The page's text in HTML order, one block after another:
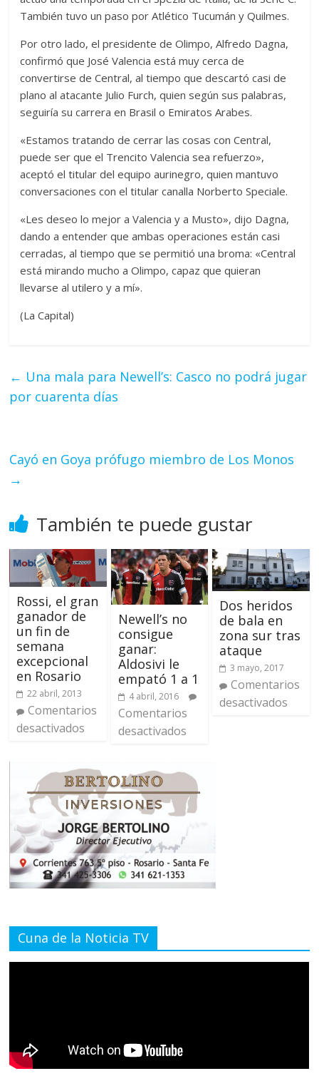
También tuvo un paso por Atlético Tucumán y Quilmes.
Por otro lado, el presidente de Olimpo, Alfredo Dagna,
confirmó que José Valencia está muy cerca de
convertirse de Central, al tiempo que descartó casi de
plano al atacante Julio Furch, quien según sus palabras,
seguiría su carrera en Brasil o Emiratos Arabes.
«Estamos tratando de cerrar las cosas con Central,
puede ser que el Trencito Valencia sea refuerzo»,
aceptó el titular del equipo aurinegro, quien mantuvo
conversaciones con el titular canalla Norberto Speciale.
«Les deseo lo mejor a Valencia y a Musto», dijo Dagna,
dando a entender que ambas operaciones están casi
cerradas, al tiempo que se permitió una broma: «Central
está mirando mucho a Olimpo, capaz que quieran
llevarse al utilero y a mí».
(La Capital)
← Una mala para Newell’s: Casco no podrá jugar
por cuarenta días
Cayó en Goya prófugo miembro de Los Monos
→
También te puede gustar
Rossi, el gran
ganador de
un fin de
semana
excepcional
en Rosario
22 abril, 2013
Comentarios
desactivados
Newell’s no
consigue
ganar:
Aldosivi le
empató 1 a 1
4 abril, 2016
Comentarios
desactivados
Dos heridos
de bala en
zona sur tras
ataque
3 mayo, 2017
Comentarios
desactivados
Cuna de la Noticia TV